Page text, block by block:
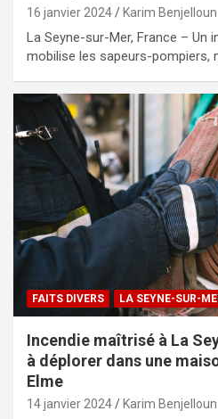
16 janvier 2024 Karim Benjelloun
La Seyne-sur-Mer, France – Un
mobilise les sapeurs-pompiers,
FAITS DIVERS LA SEYNE-SUR-
Incendie maîtrisé à La
à déplorer dans une
Elme
14 janvier 2024 Karim Benjelloun